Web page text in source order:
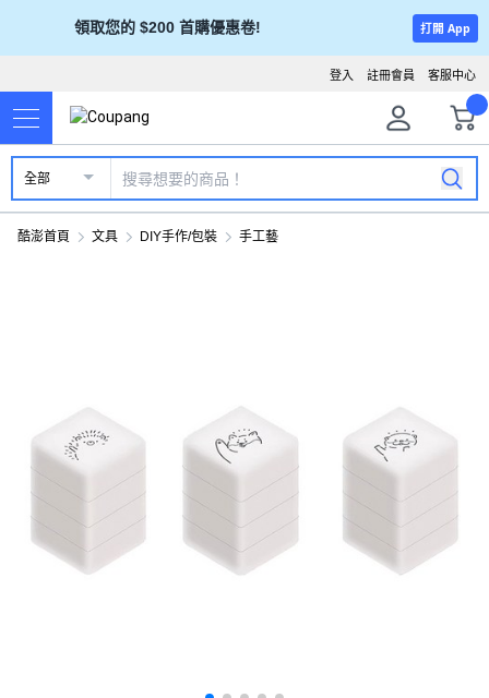
領取您的 $200 首購優惠卷! 打開 App
客服中心
註冊會員
登入
全部
酷澎首頁 文具 DIY手作/包裝 手工藝